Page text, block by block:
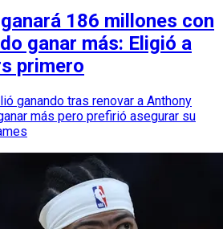
186 millones con
ganar más: Eligió a
primero
ganando tras renovar a Anthony
más pero prefirió asegurar su